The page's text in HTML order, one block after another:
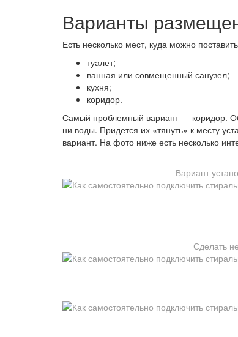
Варианты
Есть несколько мест, куда можно
туалет;
ванная или совмещенный санузел;
кухня;
коридор.
Самый проблемный вариант — коридор.
ни воды. Придется их «тянуть» к месту
вариант. На фото ниже есть несколько
Вариант
Сделать